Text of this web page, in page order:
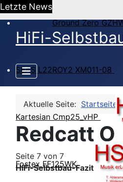
Letzte News
Ground Zero
SEAS L22ROY2 XM011-08
Kartesian Cmp25_vHP
Fostex FF125WK
HiFi-
Aktuelle Seite: Startseite
Redcatt
Seite 7 von 7
HiFi-Selbstbau-Fazit: